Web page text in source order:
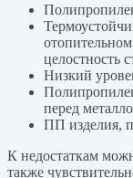
целостность
Низкий
перед
ПП изделия,
К недостаткам
также